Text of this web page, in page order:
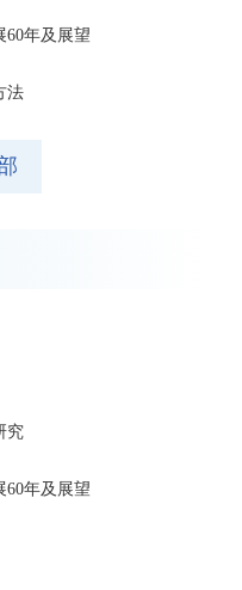
60年及展望
法
究
60年及展望